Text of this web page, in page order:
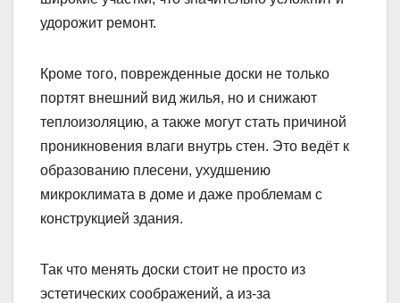
удорожит ремонт.
Кроме того, поврежденные доски не только
портят внешний вид жилья, но и снижают
теплоизоляцию, а также могут стать причиной
проникновения влаги внутрь стен. Это ведёт к
образованию плесени, ухудшению
микроклимата в доме и даже проблемам с
конструкцией здания.
Так что менять доски стоит не просто из
эстетических соображений, а из-за